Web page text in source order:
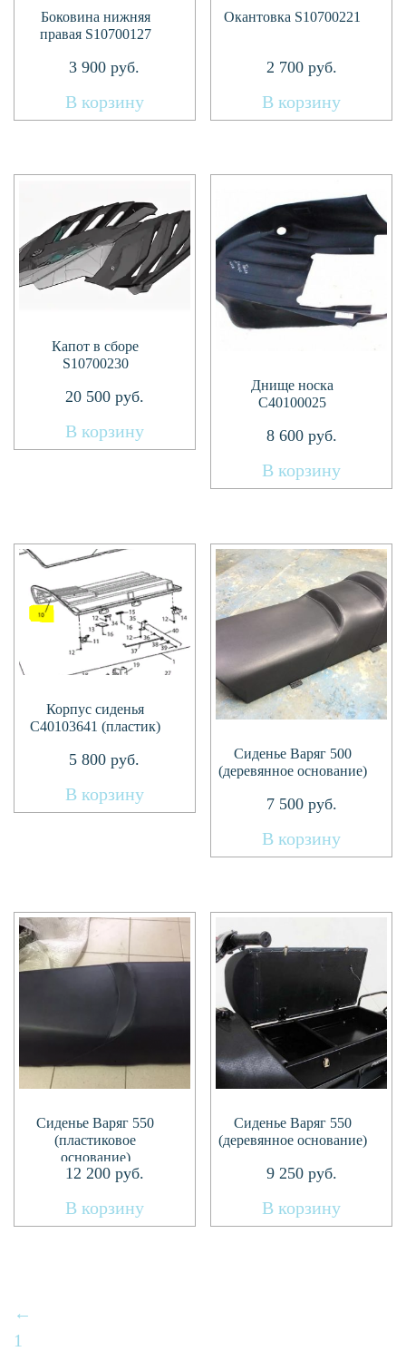
Боковина нижняя
правая S10700127
3 900 руб.
В корзину
Окантовка S10700221
2 700руб.
В корзину
Капот в сборе
S10700230
20 500руб.
В корзину
Днище носка
С40100025
8 600руб.
В корзину
Корпус сиденья
C40103641 (пластик)
5 800 руб.
В корзину
Сиденье Варяг 500
(деревянное основание)
7 500руб.
В корзину
Сиденье Варяг 550
(пластиковое
основание)
12 200руб.
В корзину
Сиденье Варяг 550
(деревянное основание)
9 250руб.
В корзину
←
1